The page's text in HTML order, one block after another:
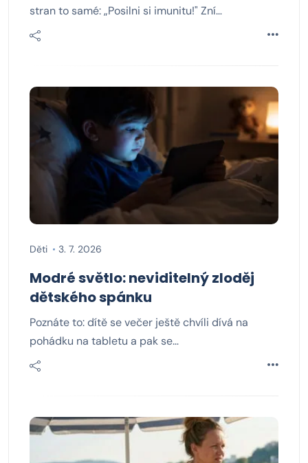
stran to samé: „Posilni si imunitu!" Zní…
Děti 3. 7. 2026
Modré světlo: neviditelný zloděj
dětského spánku
Poznáte to: dítě se večer ještě chvíli dívá na
pohádku na tabletu a pak se…